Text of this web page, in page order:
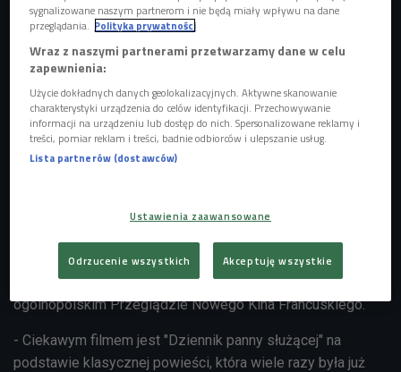
"Dziennik panny służącej" to pikantna opowieść osadzona w realiach francuskiej
Francuskie kino to inteligentny humor, ciekawa psychologia
sukcesie "Nietykalnych" czas na kolejne filmy twórców znad
Sekwany, które będzie można obejrzeć w maju na
ogólnopolskim Przeglądzie Nowego Kina Francuskiego.
- Ciekawym filmem jest "Dziennik panny służącej" na
podstawie klasycznej powieści, która wiele razy była już
sygnalizowane naszym partnerom i nie będą miały wpływu na dane
przeglądania. Polityka prywatności
Wraz z naszymi partnerami przetwarzamy dane w celu
zapewnienia:
Użycie dokładnych danych geolokalizacyjnych. Aktywne skanowanie
charakterystyki urządzenia do celów identyfikacji. Przechowywanie
informacji na urządzeniu lub dostęp do nich. Spersonalizowane reklamy i
treści, pomiar reklam i treści, badnie odbiorców i ulepszanie usług.
Lista partnerów (dostawców)
Ustawienia zaawansowane
Odrzucenie wszystkich Akceptuję wszystkie